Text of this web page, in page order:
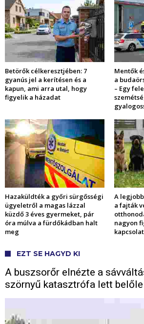
Betörők célkeresztjében: 7
gyanús jel a kerítésen és a
kapun, ami arra utal, hogy
figyelik a házadat
Mentők
a
– Egy
Hazaküldték a győri sürgősségi
ügyeletről a magas lázzal
küzdő 3 éves gyermeket, pár
óra múlva a fürdőkádban halt
meg
A
a fajták
nagyon
EZT SE HAGYD KI
A buszsorőr elnézte a
szörnyű katasztrófa lett belőle